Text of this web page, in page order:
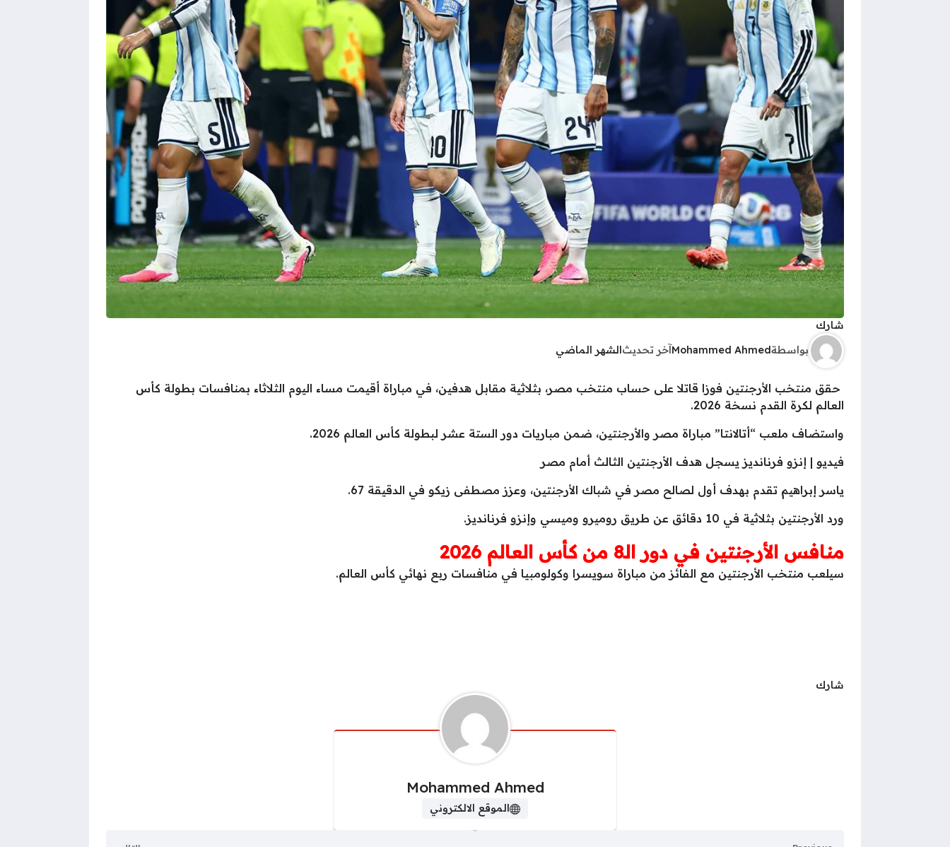
شارك
بواسطةMohammed Ahmedآخر تحديثالشهر الماضي
حقق منتخب الأرجنتين فوزا قاتلا على حساب منتخب مصر، بثلاثية مقابل هدفين، في مباراة أقيمت مساء اليوم الثلاثاء بمنافسات بطولة كأس
العالم لكرة القدم نسخة 2026.
واستضاف ملعب “أتالانتا” مباراة مصر والأرجنتين، ضمن مباريات دور الستة عشر لبطولة كأس العالم 2026.
فيديو | إنزو فرنانديز يسجل هدف الأرجنتين الثالث أمام مصر
ياسر إبراهيم تقدم بهدف أول لصالح مصر في شباك الأرجنتين، وعزز مصطفى زيكو في الدقيقة 67.
ورد الأرجنتين بثلاثية في 10 دقائق عن طريق روميرو وميسي وإنزو فرنانديز.
منافس الأرجنتين في دور الـ8 من كأس العالم 2026
سيلعب منتخب الأرجنتين مع الفائز من مباراة سويسرا وكولومبيا في منافسات ربع نهائي كأس العالم.
شارك
Mohammed Ahmed
الموقع الالكتروني